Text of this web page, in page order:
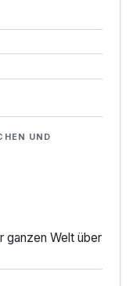
UND
ganzen Welt über